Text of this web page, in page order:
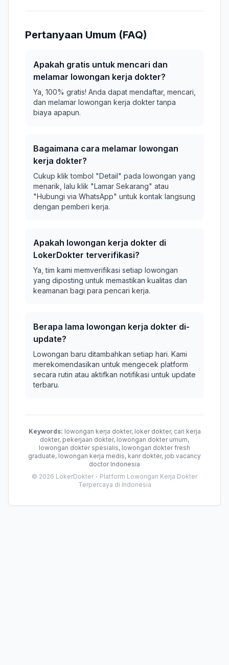
Pertanyaan Umum (FAQ)
Apakah gratis untuk mencari dan
melamar lowongan kerja dokter?
Ya, 100% gratis! Anda dapat mendaftar, mencari,
dan melamar lowongan kerja dokter tanpa
biaya apapun.
Bagaimana cara melamar lowongan
kerja dokter?
Cukup klik tombol "Detail" pada lowongan yang
menarik, lalu klik "Lamar Sekarang" atau
"Hubungi via WhatsApp" untuk kontak langsung
dengan pemberi kerja.
Apakah lowongan kerja dokter di
LokerDokter terverifikasi?
Ya, tim kami memverifikasi setiap lowongan
yang diposting untuk memastikan kualitas dan
keamanan bagi para pencari kerja.
Berapa lama lowongan kerja dokter di-
update?
Lowongan baru ditambahkan setiap hari. Kami
merekomendasikan untuk mengecek platform
secara rutin atau aktifkan notifikasi untuk update
terbaru.
Keywords: lowongan kerja dokter, loker dokter, cari kerja
dokter, pekerjaan dokter, lowongan dokter umum,
lowongan dokter spesialis, lowongan dokter fresh
graduate, lowongan kerja medis, karir dokter, job vacancy
doctor Indonesia
© 2026 LokerDokter - Platform Lowongan Kerja Dokter
Terpercaya di Indonesia